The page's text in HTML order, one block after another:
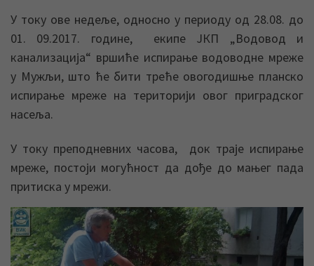
У току ове недеље, односно у периоду од 28.08. до
01. 09.2017. године, екипе ЈКП „Водовод и
канализација“ вршиће испирање водоводне мреже
у Мужљи, што ће бити треће овогодишње планско
испирање мреже на територији овог приградског
насеља.
У току преподневних часова, док траје испирање
мреже, постоји могућност да дође до мањег пада
притиска у мрежи.